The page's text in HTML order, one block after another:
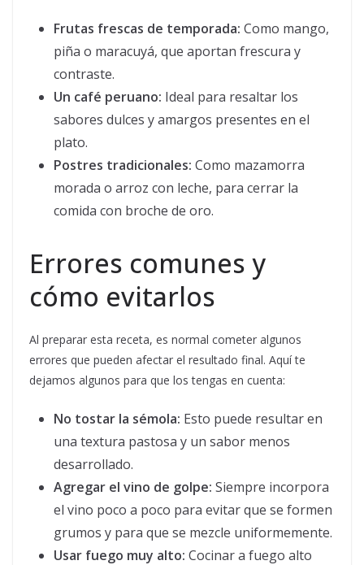
Frutas frescas de temporada: Como mango,
piña o maracuyá, que aportan frescura y
contraste.
Un café peruano: Ideal para resaltar los
sabores dulces y amargos presentes en el
plato.
Postres tradicionales: Como mazamorra
morada o arroz con leche, para cerrar la
comida con broche de oro.
Errores comunes y
cómo evitarlos
Al preparar esta receta, es normal cometer algunos
errores que pueden afectar el resultado final. Aquí te
dejamos algunos para que los tengas en cuenta:
No tostar la sémola: Esto puede resultar en
una textura pastosa y un sabor menos
desarrollado.
Agregar el vino de golpe: Siempre incorpora
el vino poco a poco para evitar que se formen
grumos y para que se mezcle uniformemente.
Usar fuego muy alto: Cocinar a fuego alto